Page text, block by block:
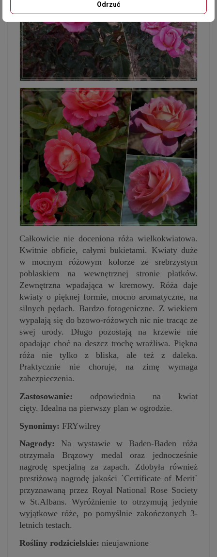
Całkowicie nie doceniona róża wielkokwiatowa.
Kwitnie obficie, całymi bukietami. Kwiaty duże
w mocnym różowym kolorze ze srebrzystym
poblaskiem na wewnętrznej stronie płatków.
Zewnętrzna wpadająca w kremowy. Róża daje
kwiaty o pięknej formie, mocno aromatyczne, na
silnych pędach. Bardzo fotogeniczne. Z wiekiem
wypalają się do bzowo-różowych nic nie tracąc ze
swej urody. Długo pozostają na krzewie nie
opadając choć na deszcz trochę wrażliwa. Piękna
róża nie tylko z bliska, ale też z daleka.
Praktycznie nie choruje, na zimę wymaga
zabezpieczenia.
Zastosowanie: odpowiednia na kwiat
cięty. Idealna na pierwszy plan w ogrodzie.
Synonimy: FRYwilrey
Nagrody: Na wystawie w Baden-Baden róża
otrzymała Brązowy medal oraz jednocześnie
nagrodę specjalną za zapach. Zdobyła również
prestiżową nagrodę jakości `Certificate of Merit`
przyznawaną przez Royal National Rose Society
w St.Albans. Wyróżnienie to otrzymują jedynie
wyjątkowe róże, po pomyślnie zakończonych 3-
letnich testach.
Rośliny rodzicielskie: nieujawnione
Odrzuć